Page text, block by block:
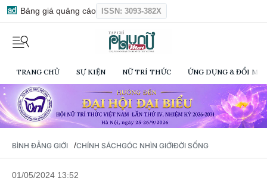
Bảng giá quảng cáo ISSN: 3093-382X
TRANG CHỦ SỰ KIỆN NỮ TRÍ THỨC ỨNG DỤNG & ĐỔI
BÌNH ĐẲNG GIỚI /CHÍNH SÁCHGÓC NHÌN GIỚIĐỜI SỐNG
01/05/2024 13:52